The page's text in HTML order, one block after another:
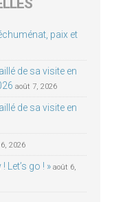
paix et
de sa visite en
août 7, 2026
de sa visite en
2026
Let’s go ! » août 6,